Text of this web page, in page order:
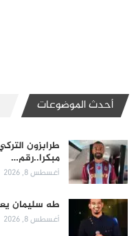
أحدث الموضوعات
طرابزون
مبكرا..رقم…
أغسطس 8, 2026
طه سليمان
أغسطس 8, 2026